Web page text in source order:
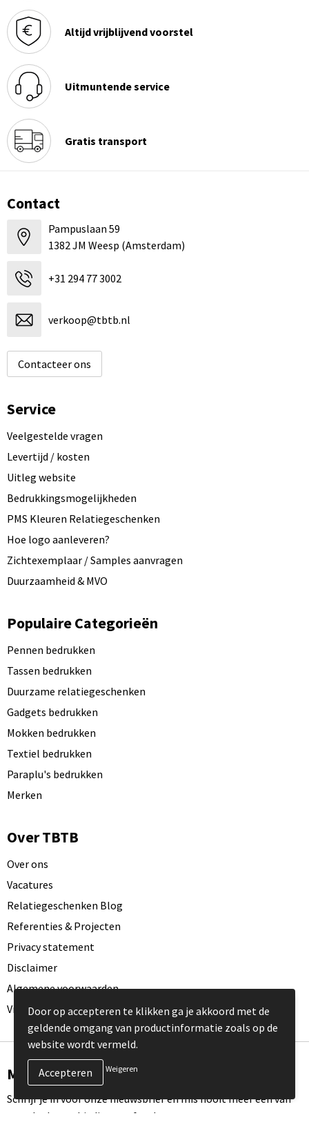
Altijd vrijblijvend voorstel
Uitmuntende service
Gratis transport
Contact
Pampuslaan 59
1382 JM Weesp (Amsterdam)
+31 294 77 3002
verkoop@tbtb.nl
Contacteer ons
Service
Veelgestelde vragen
Levertijd / kosten
Uitleg website
Bedrukkingsmogelijkheden
PMS Kleuren Relatiegeschenken
Hoe logo aanleveren?
Zichtexemplaar / Samples aanvragen
Duurzaamheid & MVO
Populaire Categorieën
Pennen bedrukken
Tassen bedrukken
Duurzame relatiegeschenken
Gadgets bedrukken
Mokken bedrukken
Textiel bedrukken
Paraplu's bedrukken
Merken
Over TBTB
Over ons
Vacatures
Relatiegeschenken Blog
Referenties & Projecten
Privacy statement
Disclaimer
Algemene voorwaarden
Visit our EU website
Meld je aan voor onze nieuwsbrief
Schrijf je in voor onze nieuwsbrief en mis nooit meer één van
onze leuke aanbiedingen of updates.
Door op accepteren te klikken ga je akkoord met de
geldende omgang van productinformatie zoals op de
website wordt vermeld.
Weigeren